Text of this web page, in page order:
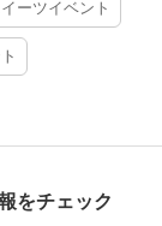
ーツイベント
をチェック